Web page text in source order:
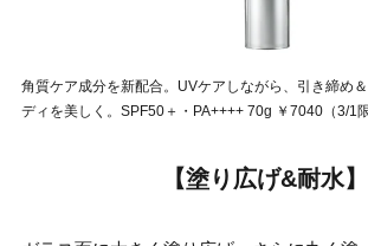
角質ケア成分を新配合。UVケアしながら、引き締め
ディを美しく。SPF50＋・PA++++ 70g ￥7040（3/1限
【塗り広げ&耐水】